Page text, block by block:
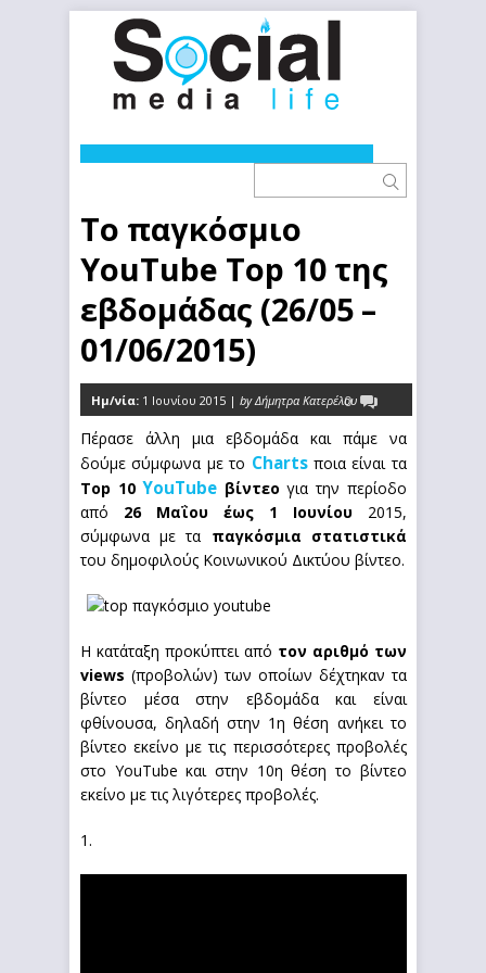
Το παγκόσμιο
YouTube Top 10 της
εβδομάδας (26/05 –
01/06/2015)
Ημ/νία: 1 Ιουνίου 2015 | by Δήμητρα Κατερέλου
0
Πέρασε άλλη μια εβδομάδα και πάμε να
δούμε σύμφωνα με το Chartsποια είναι τα
Top 10YouTube βίντεο για την περίοδο
από 26 Μαΐου έως 1 Ιουνίου2015,
σύμφωνα με τα παγκόσμια στατιστικά
του δημοφιλούς Κοινωνικού Δικτύου βίντεο.
Η κατάταξη προκύπτει από τον αριθμό των
views (προβολών) των οποίων δέχτηκαν τα
βίντεο μέσα στην εβδομάδα και είναι
φθίνουσα, δηλαδή στην 1η θέση ανήκει το
βίντεο εκείνο με τις περισσότερες προβολές
στο YouTube και στην 10η θέση το βίντεο
εκείνο με τις λιγότερες προβολές.
1.